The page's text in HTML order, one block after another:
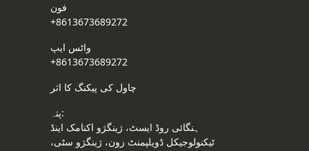
فون
+8613673689272
واٹس ایپ
+8613673689272
چاول کی پیکنگ کا اثر
پتہ:
ہنگائی روڈ ایسٹ، ژینگژو اکنامک اینڈ
ٹیکنولوجیکل ڈویلپمنٹ زون، ژینگژو سٹی،